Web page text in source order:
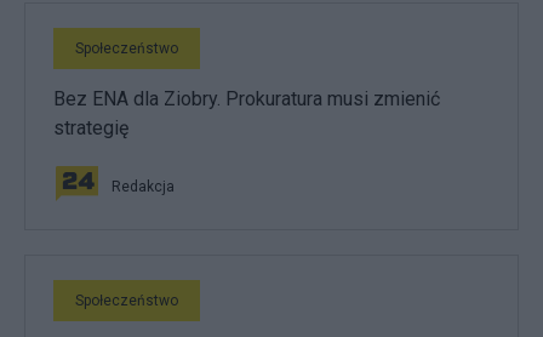
Społeczeństwo
Bez ENA dla Ziobry. Prokuratura musi zmienić
strategię
Redakcja
Społeczeństwo